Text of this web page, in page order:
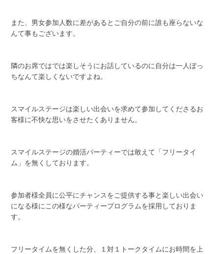
また、男女参加人数に差があるとご自分の前に誰も座らないな
んて事もございます。
隣のお席ではでは楽しそうにお話しているのに自分は一人ぼっ
ちなんて楽しくないですよね。
スマイルステージは楽しい出会いを求めて参加してくださるお
客様に不快な思いをさせたくありません。
スマイルステージの婚活パーティーでは敢えて「フリータイ
ム」を無くしております。
参加者様全員に公平にチャンスをご提供する事と楽しい出会い
になる様にこの様なパーティープログラムを採用しておりま
す。
フリータイムを無くした分、１対１トークタイムにお時間を上